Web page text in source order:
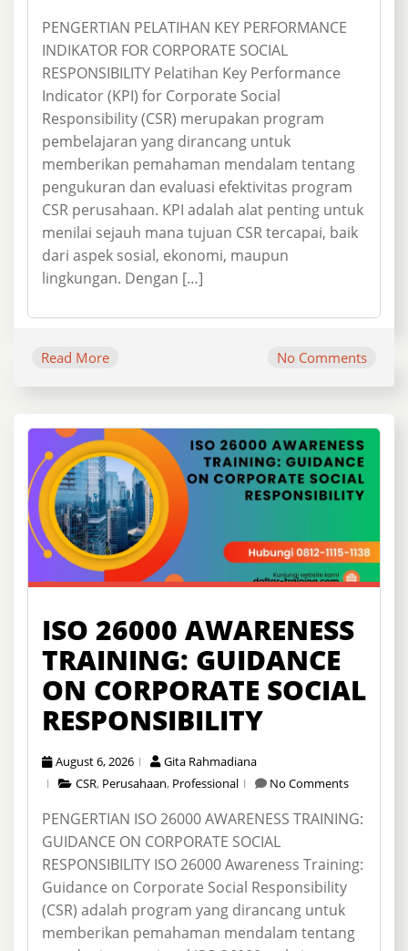
PENGERTIAN PELATIHAN KEY PERFORMANCE
INDIKATOR FOR CORPORATE SOCIAL
RESPONSIBILITY Pelatihan Key Performance
Indicator (KPI) for Corporate Social
Responsibility (CSR) merupakan program
pembelajaran yang dirancang untuk
memberikan pemahaman mendalam tentang
pengukuran dan evaluasi efektivitas program
CSR perusahaan. KPI adalah alat penting untuk
menilai sejauh mana tujuan CSR tercapai, baik
dari aspek sosial, ekonomi, maupun
lingkungan. Dengan […]
Read More No Comments
ISO 26000 AWARENESS
TRAINING: GUIDANCE
ON CORPORATE SOCIAL
RESPONSIBILITY
August 6, 2026
Gita Rahmadiana
CSR, Perusahaan, Professional No Comments
PENGERTIAN ISO 26000 AWARENESS TRAINING:
GUIDANCE ON CORPORATE SOCIAL
RESPONSIBILITY ISO 26000 Awareness Training:
Guidance on Corporate Social Responsibility
(CSR) adalah program yang dirancang untuk
memberikan pemahaman mendalam tentang